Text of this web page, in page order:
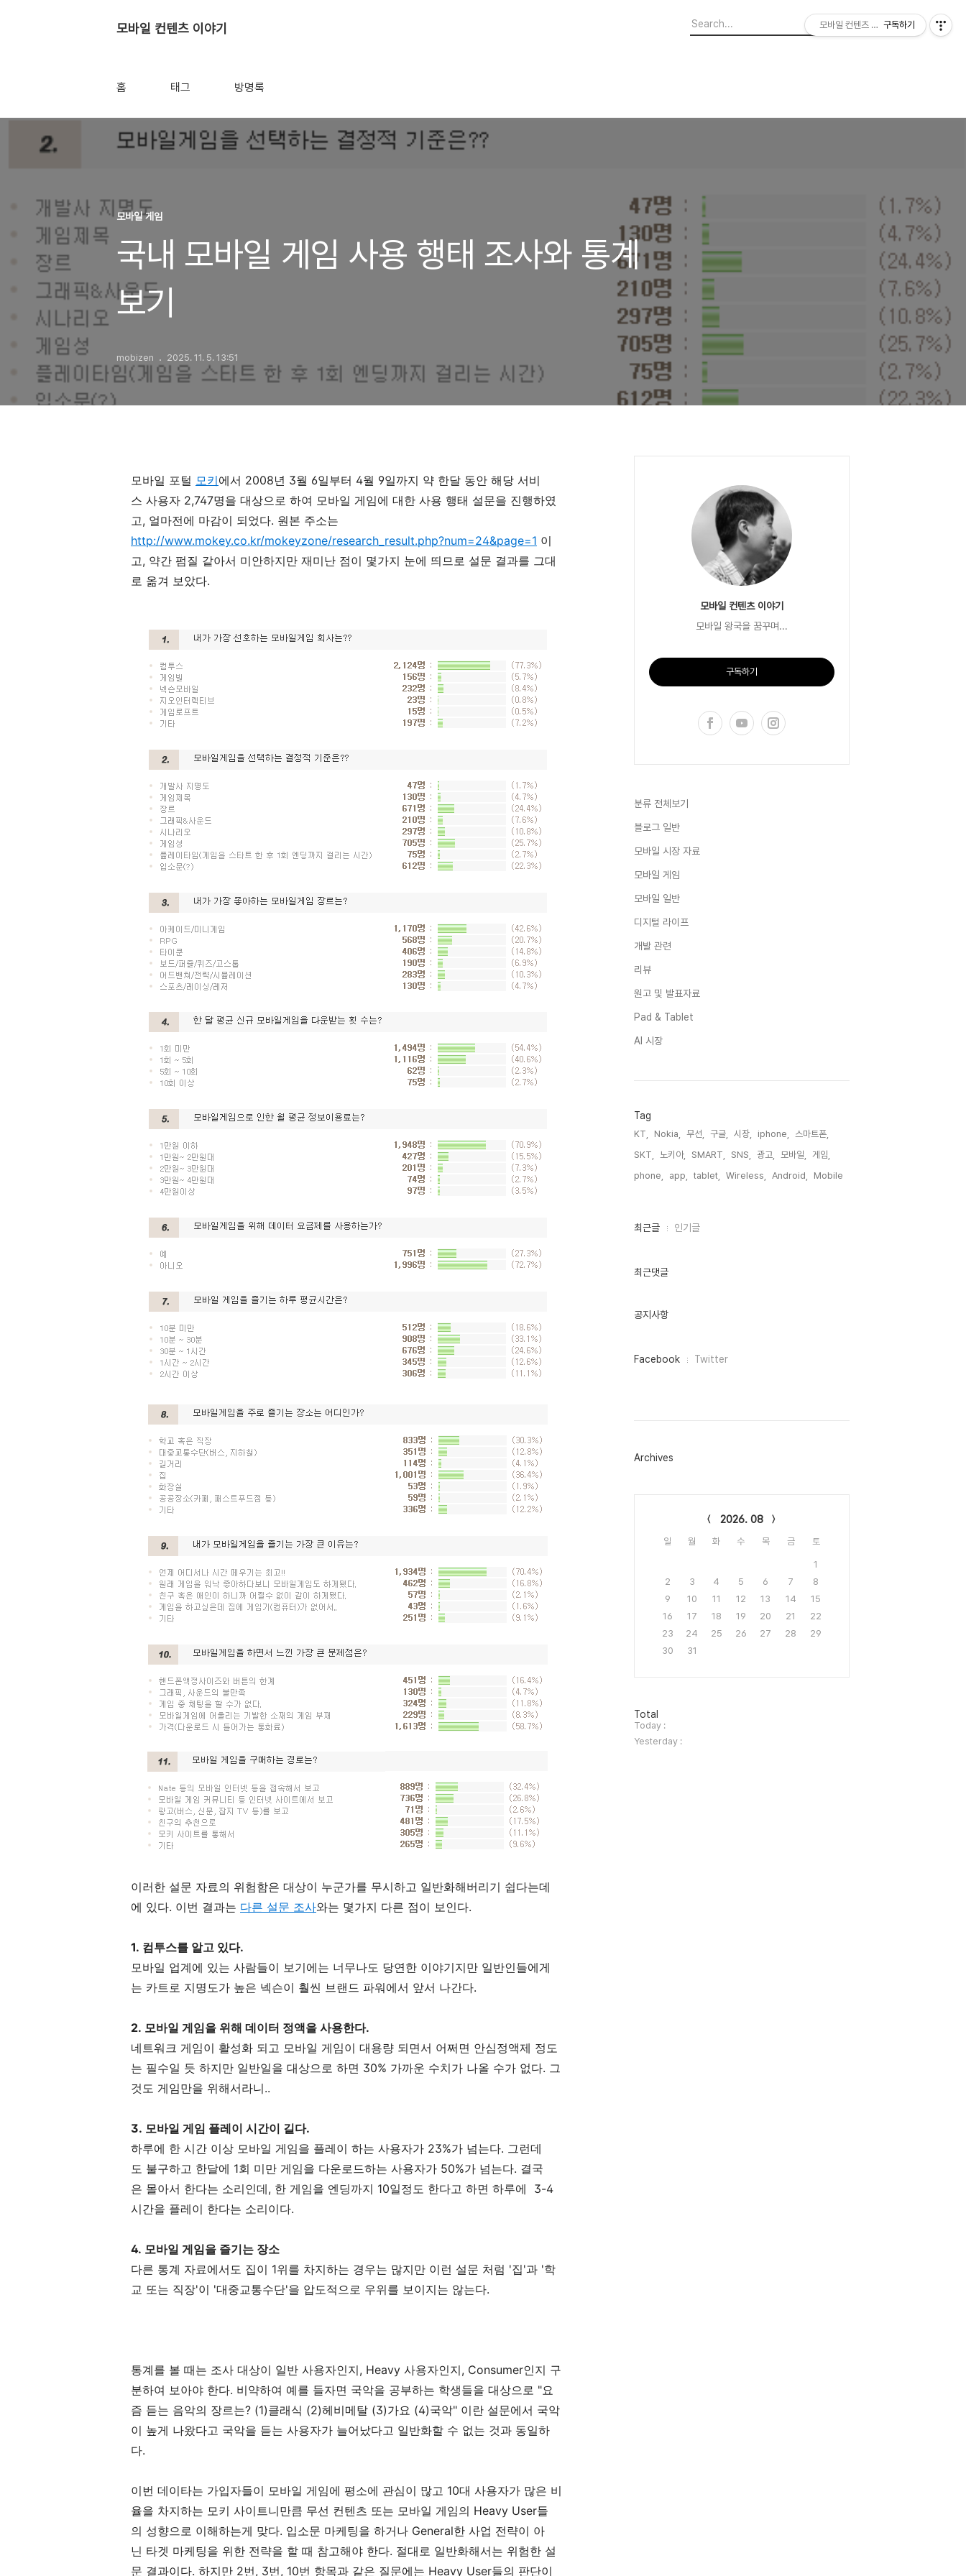
모바일 컨텐츠 이야기
홈 태그 방명록
모바일 게임
국내 모바일 게임 사용 행태 조사와 통계
보기
mobizen 2025. 11. 5. 13:51
모바일 포털 모키에서 2008년 3월 6일부터 4월 9일까지 약 한달 동안 해당 서비
스 사용자 2,747명을 대상으로 하여 모바일 게임에 대한 사용 행태 설문을 진행하였
고, 얼마전에 마감이 되었다. 원본 주소는
http://www.mokey.co.kr/mokeyzone/research_result.php?num=24&page=1 이
고, 약간 펌질 같아서 미안하지만 재미난 점이 몇가지 눈에 띄므로 설문 결과를 그대
로 옮겨 보았다.
이러한 설문 자료의 위험함은 대상이 누군가를 무시하고 일반화해버리기 쉽다는데
에 있다. 이번 결과는 다른 설문 조사와는 몇가지 다른 점이 보인다.
1. 컴투스를 알고 있다.
모바일 업계에 있는 사람들이 보기에는 너무나도 당연한 이야기지만 일반인들에게
는 카트로 지명도가 높은 넥슨이 훨씬 브랜드 파워에서 앞서 나간다.
2. 모바일 게임을 위해 데이터 정액을 사용한다.
네트워크 게임이 활성화 되고 모바일 게임이 대용량 되면서 어쩌면 안심정액제 정도
는 필수일 듯 하지만 일반일을 대상으로 하면 30% 가까운 수치가 나올 수가 없다. 그
것도 게임만을 위해서라니..
3. 모바일 게임 플레이 시간이 길다.
하루에 한 시간 이상 모바일 게임을 플레이 하는 사용자가 23%가 넘는다. 그런데
도 불구하고 한달에 1회 미만 게임을 다운로드하는 사용자가 50%가 넘는다. 결국
은 몰아서 한다는 소리인데, 한 게임을 엔딩까지 10일정도 한다고 하면 하루에 3-4
시간을 플레이 한다는 소리이다.
4. 모바일 게임을 즐기는 장소
다른 통계 자료에서도 집이 1위를 차지하는 경우는 많지만 이런 설문 처럼 '집'과 '학
교 또는 직장'이 '대중교통수단'을 압도적으로 우위를 보이지는 않는다.
통계를 볼 때는 조사 대상이 일반 사용자인지, Heavy 사용자인지, Consumer인지 구
분하여 보아야 한다. 비약하여 예를 들자면 국악을 공부하는 학생들을 대상으로 "요
즘 듣는 음악의 장르는? (1)클래식 (2)헤비메탈 (3)가요 (4)국악" 이란 설문에서 국악
이 높게 나왔다고 국악을 듣는 사용자가 늘어났다고 일반화할 수 없는 것과 동일하
다.
이번 데이타는 가입자들이 모바일 게임에 평소에 관심이 많고 10대 사용자가 많은 비
율을 차지하는 모키 사이트니만큼 무선 컨텐츠 또는 모바일 게임의 Heavy User들
의 성향으로 이해하는게 맞다. 입소문 마케팅을 하거나 General한 사업 전략이 아
닌 타겟 마케팅을 위한 전략을 할 때 참고해야 한다. 절대로 일반화해서는 위험한 설
문 결과이다. 하지만 2번, 3번, 10번 항목과 같은 질문에는 Heavy User들의 판단이
모바일 컨텐츠 이야기
모바일 왕국을 꿈꾸며...
구독하기
분류 전체보기
블로그 일반
모바일 시장 자료
모바일 게임
모바일 일반
디지털 라이프
개발 관련
리뷰
원고 및 발표자료
Pad & Tablet
AI 시장
Tag
KT, Nokia, 무선, 구글, 시장, iphone,
스마트폰,
SKT,
노키아, SMART, SNS, 광고, 모바일,
게임,
phone,
app, tablet, Wireless, Android, Mobile,
최
인
최근글 인기글
최근댓글
공지사항
페
그
Facebook Twitter
Archives
2026. 08
일 월 화 수 목 금 토
1
2
3 4 5 6 7
8
9
10 11 12 13 14
15
16
17 18 19 20 21
22
23
24 25 26 27 28
29
30
31
방
문
자
수
Total
Today :
Yesterday :
모바일 컨텐츠 이야기구독하기